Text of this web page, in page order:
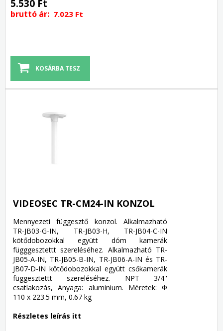
5.530 Ft
bruttó ár: 7.023 Ft
VIDEOSEC TR-CM24-IN KONZOL
Mennyezeti függesztő konzol. Alkalmazható
TR-JB03-G-IN, TR-JB03-H, TR-JB04-C-IN
kötődobozokkal együtt dóm kamerák
függgesztettt szereléséhez. Alkalmazható TR-
JB05-A-IN, TR-JB05-B-IN, TR-JB06-A-IN és TR-
JB07-D-IN kötődobozokkal együtt csőkamerák
függesztettt szereléséhez. NPT 3/4''
csatlakozás, Anyaga: aluminium. Méretek: Φ
110 x 223.5 mm, 0.67 kg
Részletes leírás itt